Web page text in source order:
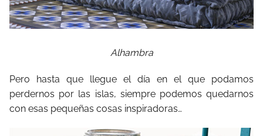
Alhambra
Pero hasta que llegue el día en el que podamos
perdernos por las islas, siempre podemos quedarnos
con esas pequeñas cosas inspiradoras…